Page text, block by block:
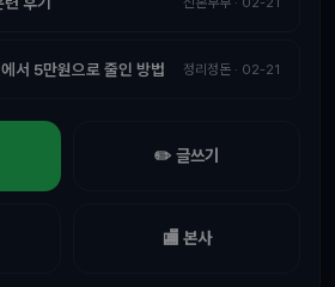
서 5만원으로 줄인 방법 정리정돈 · 02-21
✏️ 글쓰기
🏬 본사